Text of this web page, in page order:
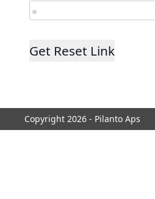
Copyright 2026 - Pilanto Aps